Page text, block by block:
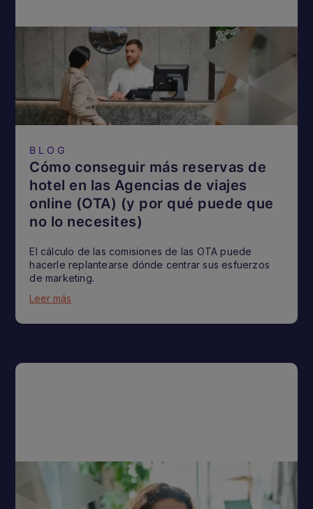
BLOG
Cómo conseguir más reservas de
hotel en las Agencias de viajes
online (OTA) (y por qué puede que
no lo necesites)
El cálculo de las comisiones de las OTA puede
hacerle replantearse dónde centrar sus esfuerzos
de marketing.
Leer más